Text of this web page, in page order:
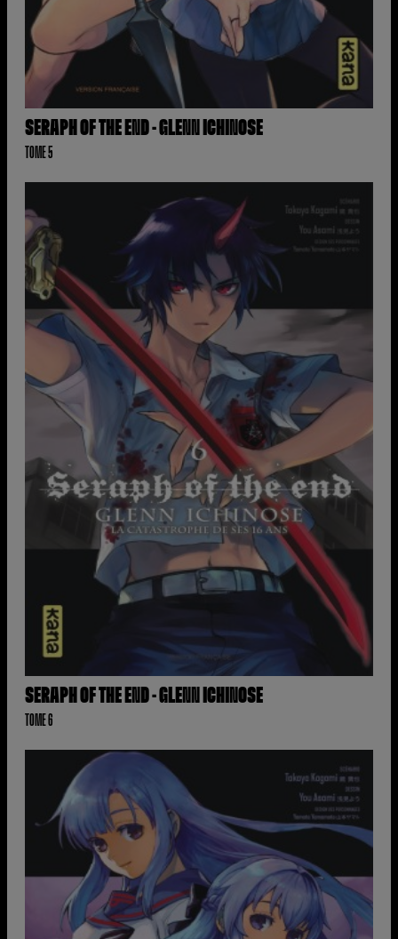
SERAPH OF THE END - GLENN ICHINOSE
TOME 5
SERAPH OF THE END - GLENN ICHINOSE
TOME 6